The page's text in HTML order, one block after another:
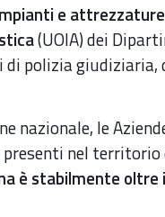
e attrezzature
(UOIA)dei
di polizia
nazionale, le
presenti nel
è stabilmente